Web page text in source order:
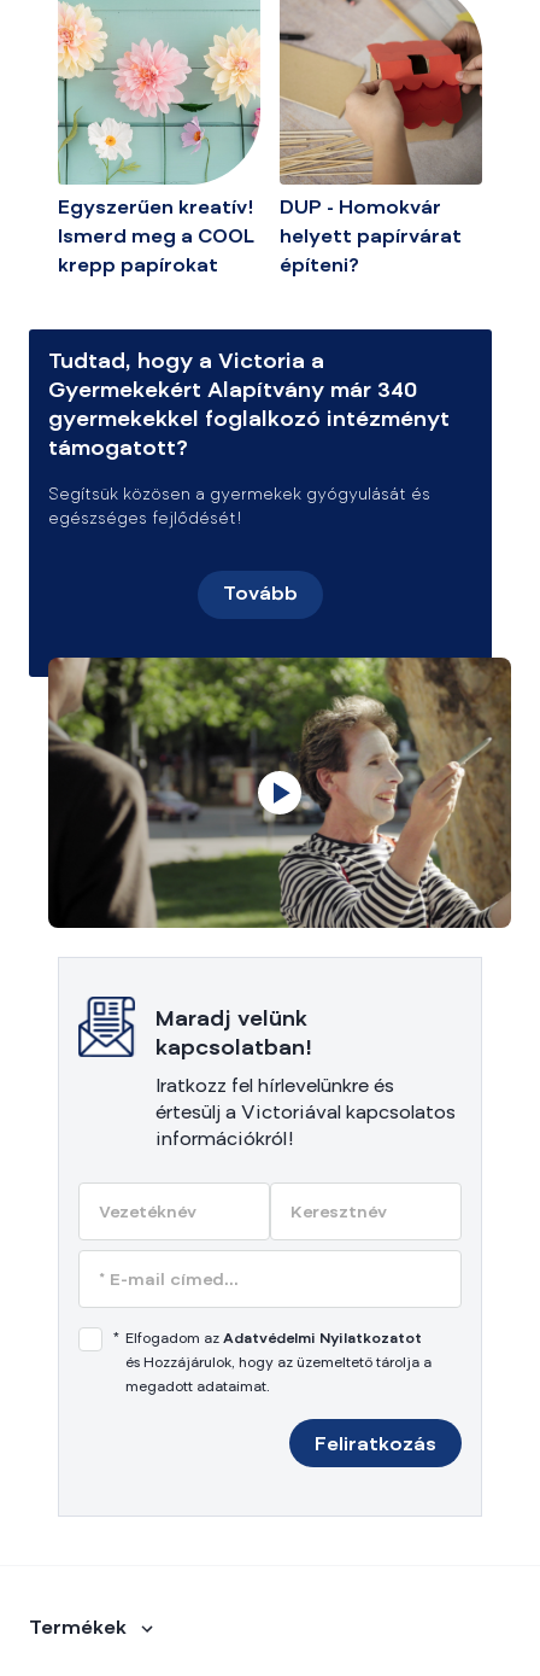
Egyszerűen kreatív!
Ismerd meg a COOL
krepp papírokat
DUP - Homokvár
helyett papírvárat
építeni?
Tudtad, hogy a Victoria a
Gyermekekért Alapítvány már 340
gyermekekkel foglalkozó intézményt
támogatott?
Segítsük közösen a gyermekek gyógyulását és
egészséges fejlődését!
Tovább
Maradj velünk
kapcsolatban!
Iratkozz fel hírlevelünkre és
értesülj a Victoriával kapcsolatos
információkról!
* Elfogadom az Adatvédelmi Nyilatkozatot
és Hozzájárulok, hogy az üzemeltető tárolja a
megadott adataimat.
Feliratkozás
Termékek